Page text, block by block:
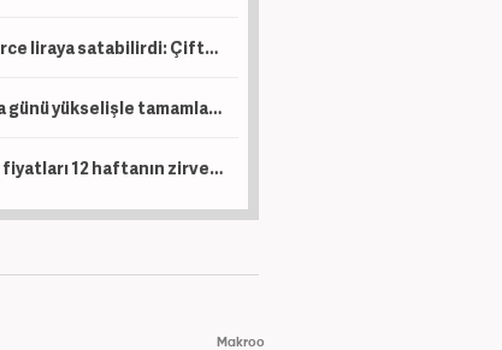
Binlerce liraya satabilirdi: Çiftçi ürünlerini ücretsiz dağıttı!
Borsa günü yükselişle tamamladı! En çok kazandıran belli oldu
Bakır fiyatları 12 haftanın zirvesinde!
Makroo